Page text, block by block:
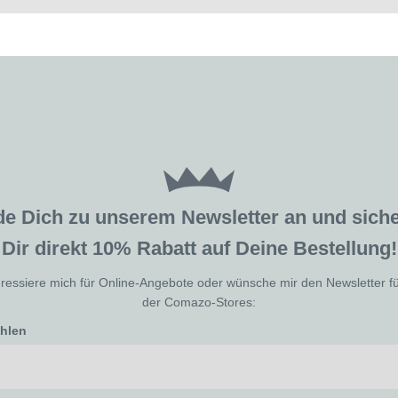
Dich zu unserem Newsletter an und
Dir direkt 10% Rabatt auf Deine Bestellung!
mich für Online-Angebote oder wünsche mir den Newsletter
der Comazo-Stores: